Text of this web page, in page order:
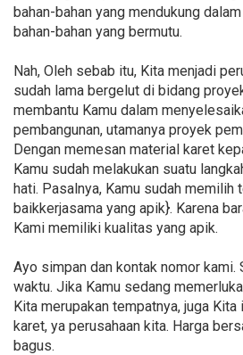
bahan-bahan yang mendukung
bahan-bahan yang bermutu.
Nah, Oleh sebab itu, Kita menjadi
sudah lama bergelut di bidang
membantu Kamu dalam
pembangunan, utamanya proyek
Dengan memesan material karet
Kamu sudah melakukan suatu
hati. Pasalnya, Kamu sudah memilih
baikkerjasama yang apik}. Karena
Kami memiliki kualitas yang apik.
Ayo simpan dan kontak nomor kami.
waktu. Jika Kamu sedang
Kita merupakan tempatnya, juga Kita
karet, ya perusahaan kita. Harga
bagus.